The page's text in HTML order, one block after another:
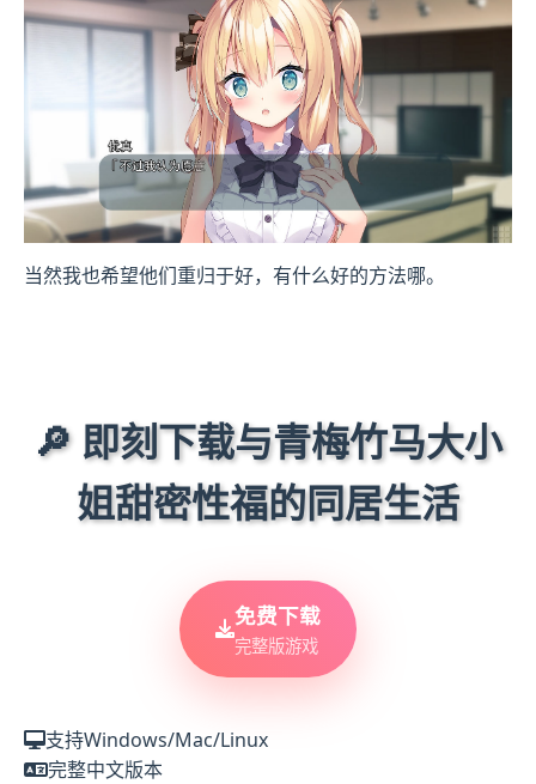
当然我也希望他们重归于好，有什么好的方法哪。
🔎 即刻下载与青梅竹马大小
姐甜密性福的同居生活
免费下载
完整版游戏
支持Windows/Mac/Linux
完整中文版本